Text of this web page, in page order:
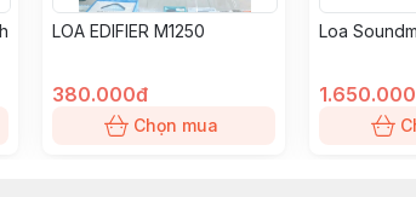
LOA EDIFIER M1250
380.000đ
Chọn mua
Loa